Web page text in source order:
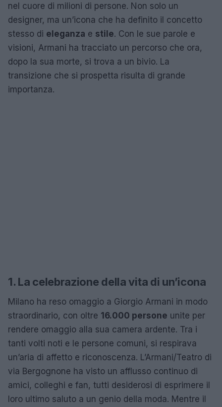
nel cuore di milioni di persone. Non solo un
designer, ma un’icona che ha definito il concetto
stesso di eleganza e stile. Con le sue parole e
visioni, Armani ha tracciato un percorso che ora,
dopo la sua morte, si trova a un bivio. La
transizione che si prospetta risulta di grande
importanza.
1. La celebrazione della vita di un’icona
Milano ha reso omaggio a Giorgio Armani in modo
straordinario, con oltre 16.000 persone unite per
rendere omaggio alla sua camera ardente. Tra i
tanti volti noti e le persone comuni, si respirava
un’aria di affetto e riconoscenza. L’Armani/Teatro di
via Bergognone ha visto un afflusso continuo di
amici, colleghi e fan, tutti desiderosi di esprimere il
loro ultimo saluto a un genio della moda. Mentre il